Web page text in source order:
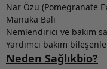
Nar Özü (Pomegranate
Manuka Balı
Nemlendirici ve bakım
Yardımcı bakım
Neden Sağlıkbio?